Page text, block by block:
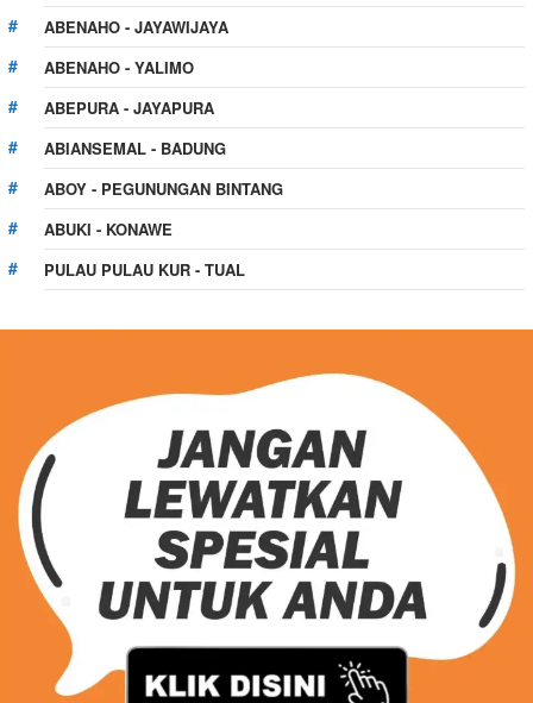
ABENAHO - JAYAWIJAYA
ABENAHO - YALIMO
ABEPURA - JAYAPURA
ABIANSEMAL - BADUNG
ABOY - PEGUNUNGAN BINTANG
ABUKI - KONAWE
PULAU PULAU KUR - TUAL